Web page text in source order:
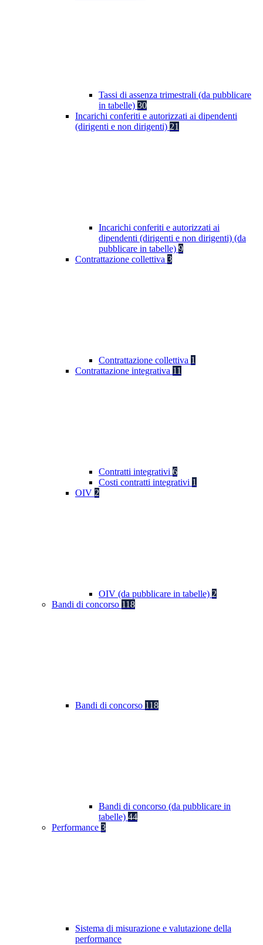
Tassi di assenza trimestrali (da pubblicare
in tabelle) 30
Incarichi conferiti e autorizzati ai dipendenti
(dirigenti e non dirigenti) 21
Incarichi conferiti e autorizzati ai
dipendenti (dirigenti e non dirigenti) (da
pubblicare in tabelle) 9
Contrattazione collettiva 3
Contrattazione collettiva 1
Contrattazione integrativa 11
Contratti integrativi 6
Costi contratti integrativi 1
OIV 2
OIV (da pubblicare in tabelle) 2
Bandi di concorso 118
Bandi di concorso 118
Bandi di concorso (da pubblicare in
tabelle) 44
Performance 3
Sistema di misurazione e valutazione della
performance